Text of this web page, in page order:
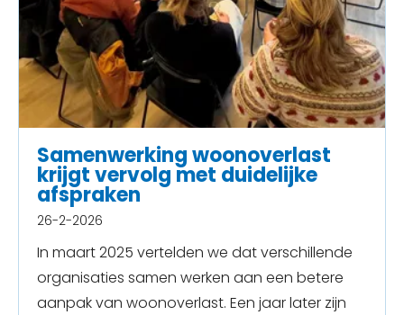
Samenwerking woonoverlast
krijgt vervolg met duidelijke
afspraken
26-2-2026
In maart 2025 vertelden we dat verschillende
organisaties samen werken aan een betere
aanpak van woonoverlast. Een jaar later zijn